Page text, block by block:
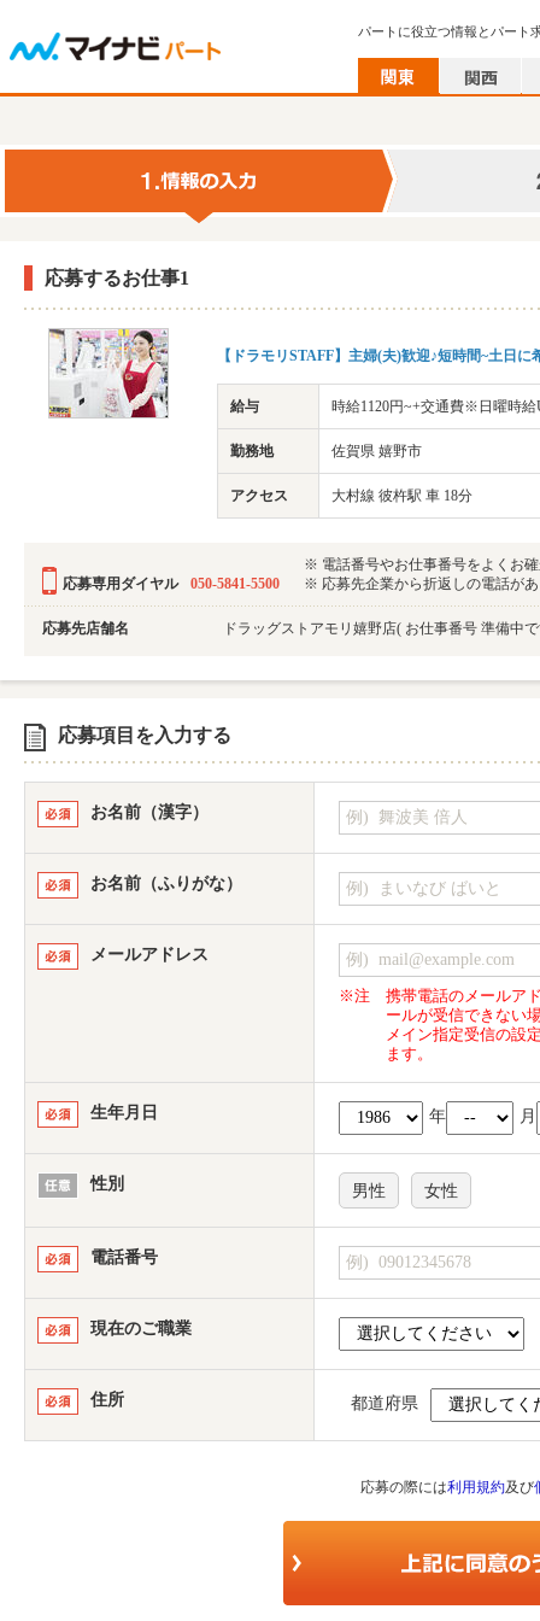
パートに役立つ情報とパート
応募するお仕事1
【ドラモリSTAFF】主婦(夫)歓迎♪短時間~土日
給与 時給1120円~+交通費※日曜時給
勤務地 佐賀県 嬉野市
アクセス 大村線 彼杵駅 車 18分
応募専用ダイヤル 050-5841-5500
※ 電話番号やお仕事番号をよくお
※ 応募先企業から折返しの電話が
応募先店舗名 ドラッグストアモリ嬉野店( お仕事番号 準備中
応募項目を入力する
お名前（漢字）
お名前（ふりがな）
メールアドレス
※注
携帯電話のメールア
ールが受信できない
メイン指定受信の設
ます。
生年月日 年 月
性別 男性 女性
電話番号
現在のご職業
住所 都道府県
応募の際には利用規約及び